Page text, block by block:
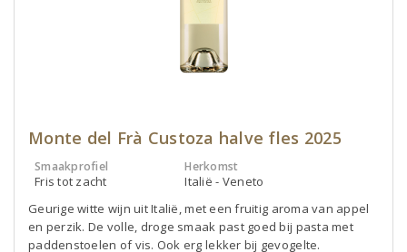
Monte del Frà Custoza halve fles 2025
Smaakprofiel
Fris tot zacht
Herkomst
Italië - Veneto
Geurige witte wijn uit Italië, met een fruitig aroma van appel
en perzik. De volle, droge smaak past goed bij pasta met
paddenstoelen of vis. Ook erg lekker bij gevogelte.